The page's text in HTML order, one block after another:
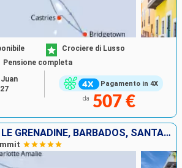
Pagamento in 4X
Crociere di Lusso
Pensione completa
da 507 €
SAINT-VINCENT E LE GRENADINE, BARBADOS, SANTA LUCIA, ANTIGUA E BARBUDA, STATI UNITI, PORTORICO